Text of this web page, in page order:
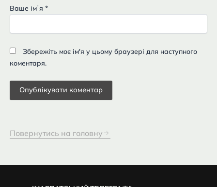
Ваше імʼя *
Збережіть моє ім'я у цьому браузері для наступного
коментаря.
Повернутись на головну